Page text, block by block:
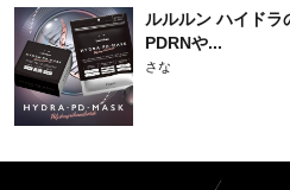
ルルルン ハイドラ
PDRNや...
さな